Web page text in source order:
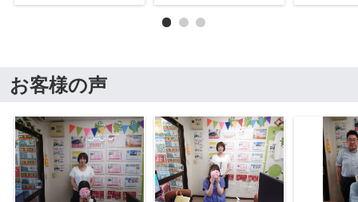
お客様の声